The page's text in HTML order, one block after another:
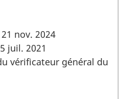
21 nov. 2024
juil. 2021
vérificateur général du